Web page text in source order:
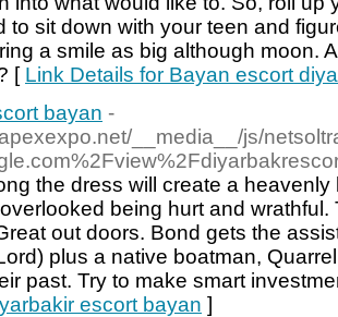
to sit down with your teen and
a smile as big although moon.
[ Link Details for Bayan escort
bayan -
__media__/js/
the dress will create a
being hurt and wrathful.
out doors. Bond gets the
plus a native boatman,
past. Try to make smart
escort bayan ]